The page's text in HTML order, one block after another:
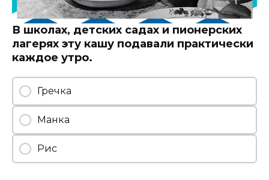
В школах, детских садах и пионерских
лагерях эту кашу подавали практически
каждое утро.
Гречка
Манка
Рис